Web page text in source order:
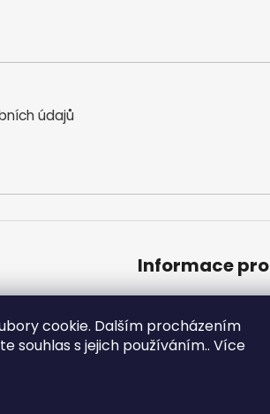
cookie. Dalším procházením
souhlas s jejich používáním.. Více
údajů
Informace
Podmínky ochrany
Moje objednávka